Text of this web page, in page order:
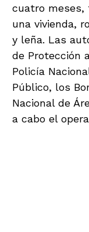
cuatro meses,
una vivienda,
y leña. Las
de Protección
Policía
Público, los
Nacional de
a cabo el